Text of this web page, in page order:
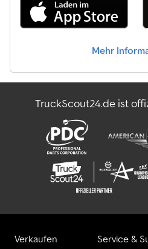
Mehr
TruckScout24.de ist
Verkaufen Service &